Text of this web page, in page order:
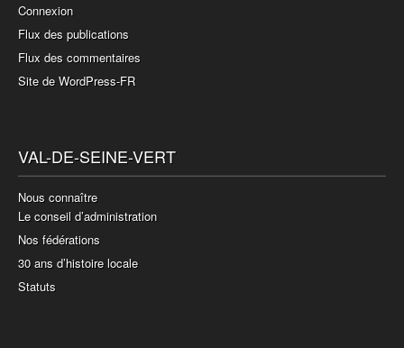
Connexion
Flux des publications
Flux des commentaires
Site de WordPress-FR
VAL-DE-SEINE-VERT
Nous connaître
Le conseil d’administration
Nos fédérations
30 ans d’histoire locale
Statuts